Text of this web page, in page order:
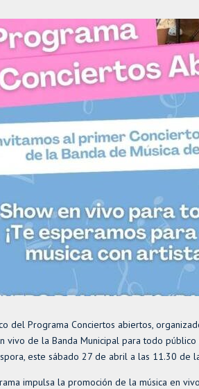
del Programa Conciertos abiertos,
vivo de la Banda Municipal para todo público
este sábado 27 de abril a las 11.30 de
impulsa la promoción de la música en